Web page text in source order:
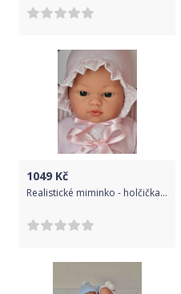
1049 Kč
Realistické miminko - holčička KOKE se srdíčkem - od firmy ASIVIL